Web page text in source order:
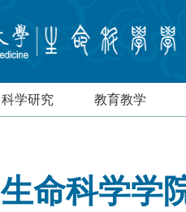
科学研究 教育教学
生命科学学